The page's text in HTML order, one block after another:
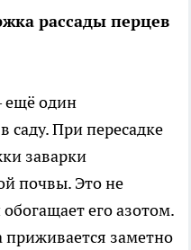
рассады перцев
ещё один
При пересадке
заварки
почвы. Это не
его азотом.
приживается заметно